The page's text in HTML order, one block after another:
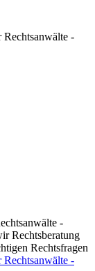
-
Rechtsberatung
Rechtsfragen